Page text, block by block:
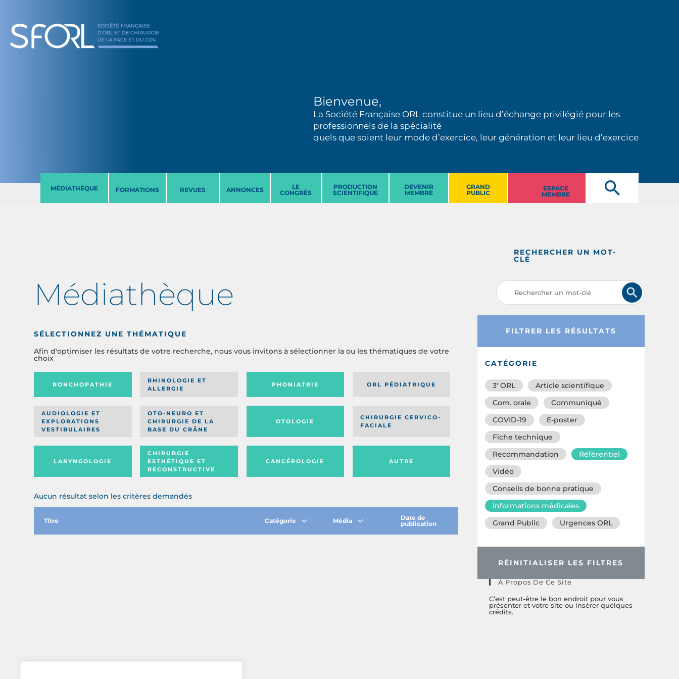
Bienvenue,
La Société Française ORL constitue un lieu d’échange privilégié pour les
professionnels de la spécialité
quels que soient leur mode d’exercice, leur génération et leur lieu d’exercice
MÉDIATHÈQUE FORMATIONS REVUES ANNONCES
LE
CONGRÈS
PRODUCTION
SCIENTIFIQUE
DEVENIR
MEMBRE
GRAND
PUBLIC
ESPACE
MEMBRE
Médiathèque
SÉLECTIONNEZ UNE THÉMATIQUE
Afin d'optimiser les résultats de votre recherche, nous vous invitons à sélectionner la ou les thématiques de votre
choix
RONCHOPATHIE
RHINOLOGIE ET
ALLERGIE
PHONIATRIE ORL PÉDIATRIQUE
AUDIOLOGIE ET
EXPLORATIONS
VESTIBULAIRES
OTO-NEURO ET
CHIRURGIE DE LA
BASE DU CRÂNE
OTOLOGIE
CHIRURGIE CERVICO-
FACIALE
AUTRE
LARYNGOLOGIE
CHIRURGIE
ESTHÉTIQUE ET
RECONSTRUCTIVE
CANCÉROLOGIE
Aucun résultat selon les critères demandés
Titre Catégorie Média
Date de
publication
RECHERCHER UN MOT-
CLÉ
FILTRER LES RÉSULTATS
CATÉGORIE
3′ ORL
Article scientifique
Com. orale
Communiqué
COVID-19
E-poster
Fiche technique
Recommandation
Référentiel
Vidéo
Conseils de bonne pratique
Informations médicales
Grand Public
Urgences ORL
RÉINITIALISER LES FILTRES
À Propos De Ce Site
C’est peut-être le bon endroit pour vous
présenter et votre site ou insérer quelques
crédits.